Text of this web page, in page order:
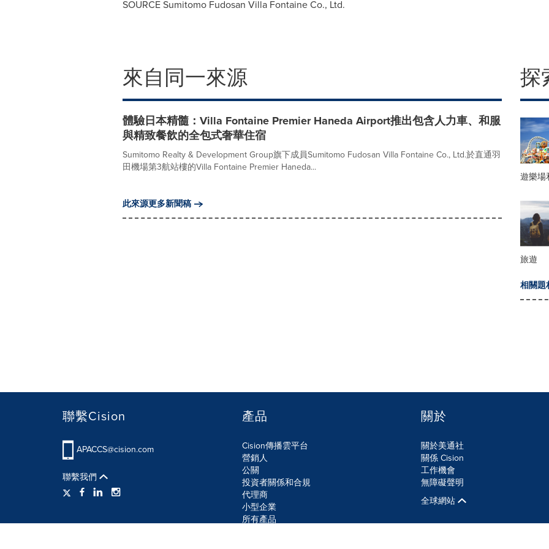
SOURCE Sumitomo Fudosan Villa Fontaine Co., Ltd.
來自同一來源
體驗日本精髓：Villa Fontaine Premier Haneda Airport推出包含人力車、和服
與精致餐飲的全包式奢華住宿
Sumitomo Realty & Development Group旗下成員Sumitomo Fudosan Villa Fontaine Co., Ltd.於直通羽
田機場第3航站樓的Villa Fontaine Premier Haneda...
此來源更多新聞稿
探
遊樂場
旅遊
相關題
聯繫Cision
APACCS@cision.com
聯繫我們
產品
Cision傳播雲平台
營銷人
公關
投資者關係和合規
代理商
小型企業
所有產品
關於
關於美通社
關係 Cision
工作機會
無障礙聲明
全球網站